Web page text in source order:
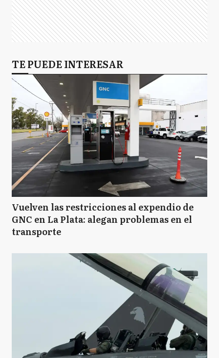
TE PUEDE INTERESAR
Vuelven las restricciones al expendio de
GNC en La Plata: alegan problemas en el
transporte